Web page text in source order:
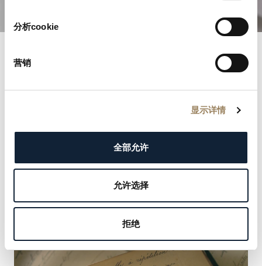
分析cookie
营销
显示详情
全部允许
允许选择
拒绝
都彰显我们尊贵客户的优雅与非凡，从君主到文化偶像
您自己的名字。
了解更多